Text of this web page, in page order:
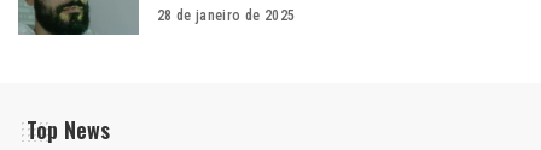
28 de janeiro de 2025
Top News